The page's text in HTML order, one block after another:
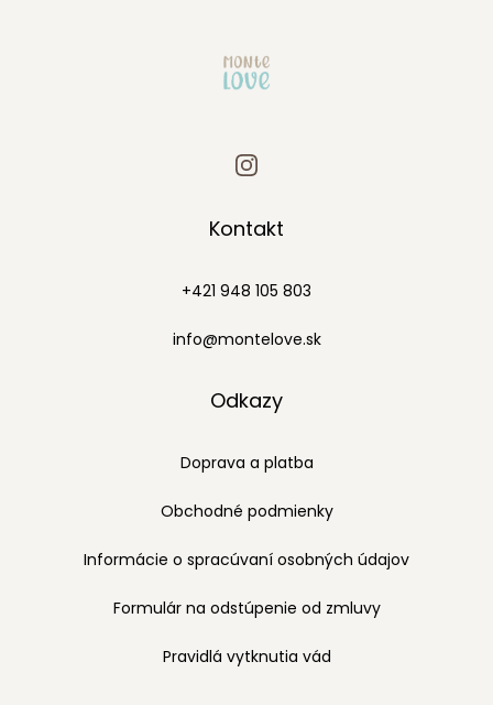
Kontakt
+421 948 105 803
info@montelove.sk
Odkazy
Doprava a platba
Obchodné podmienky
Informácie o spracúvaní osobných údajov
Formulár na odstúpenie od zmluvy
Pravidlá vytknutia vád